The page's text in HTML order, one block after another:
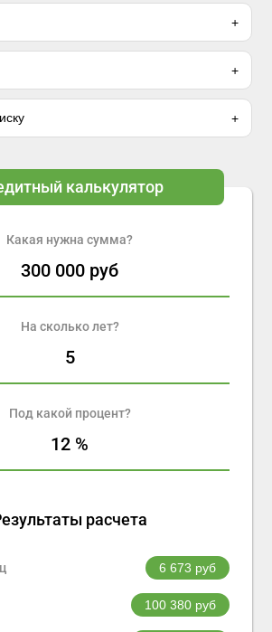
калькулятор
Какая нужна сумма?
300 000 руб
На сколько лет?
5
Под какой процент?
12 %
расчета
6 673 руб
100 380руб